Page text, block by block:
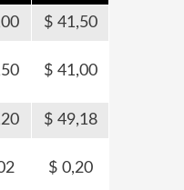
41,50
41,00
49,18
0,20